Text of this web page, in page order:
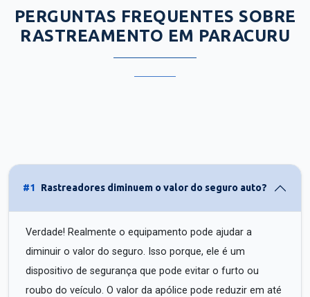
PERGUNTAS FREQUENTES SOBRE
RASTREAMENTO EM PARACURU
#1 Rastreadores diminuem o valor do seguro auto?
Verdade! Realmente o equipamento pode ajudar a
diminuir o valor do seguro. Isso porque, ele é um
dispositivo de segurança que pode evitar o furto ou
roubo do veículo. O valor da apólice pode reduzir em até